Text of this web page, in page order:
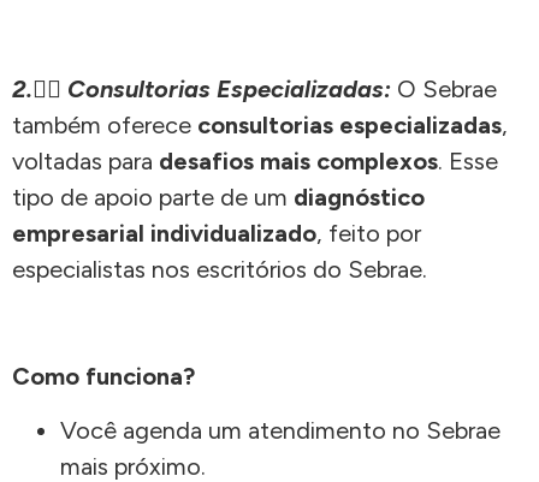
2.🕵🏽 Consultorias Especializadas: O Sebrae
também oferece consultorias especializadas,
voltadas para desafios mais complexos. Esse
tipo de apoio parte de um diagnóstico
empresarial individualizado, feito por
especialistas nos escritórios do Sebrae.
Como funciona?
Você agenda um atendimento no Sebrae
mais próximo.